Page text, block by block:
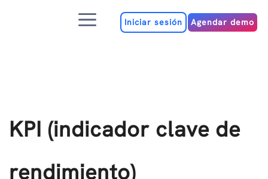
MenúIniciar sesión Agendar demo
KPI (indicador clave de
rendimiento)